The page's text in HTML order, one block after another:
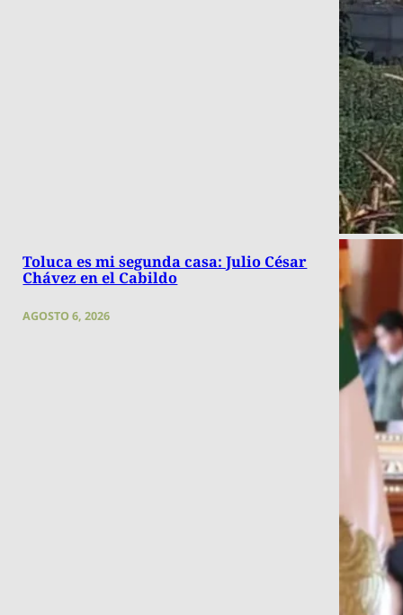
Toluca es mi segunda casa: Julio César
Chávez en el Cabildo
AGOSTO 6, 2026